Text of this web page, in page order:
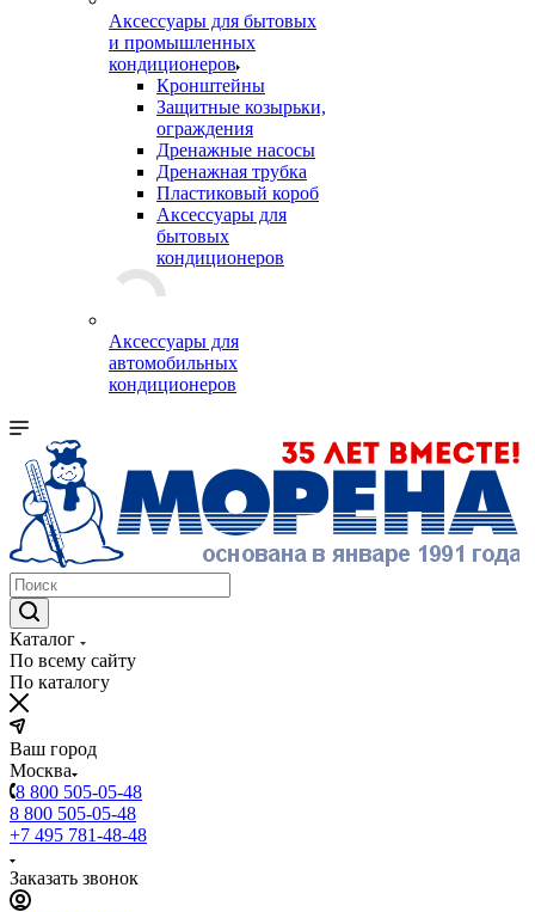
Аксессуары для бытовых
и промышленных
кондиционеров
Кронштейны
Защитные козырьки,
ограждения
Дренажные насосы
Дренажная трубка
Пластиковый короб
Аксессуары для
бытовых
кондиционеров
Аксессуары для
автомобильных
кондиционеров
Каталог
По всему сайту
По каталогу
Ваш город
Москва
8 800 505-05-48
8 800 505-05-48
+7 495 781-48-48
Заказать звонок